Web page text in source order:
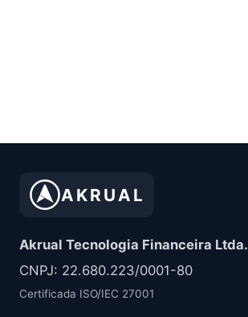
AKRUAL
Akrual Tecnologia Financeira Ltda.
CNPJ: 22.680.223/0001-80
Certificada ISO/IEC 27001